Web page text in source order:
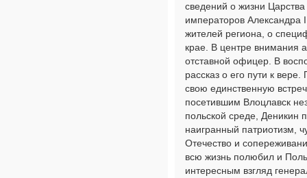
сведений о жизни
императоров Александра
жителей региона, о
крае. В центре внимания
отставной офицер. В
рассказ о его пути к
свою единственную
посетившим Влоцлавск
польской среде, Деникин
наигранный патриотизм,
Отечество и
всю жизнь полюбил и
интересным взгляд